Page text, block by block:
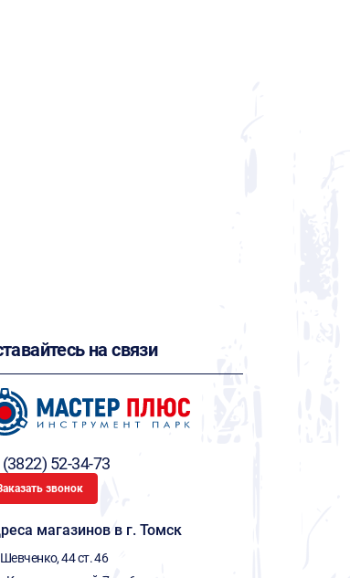
на связи
52-34-73
звонок
магазинов в г. Томск
44 ст. 46